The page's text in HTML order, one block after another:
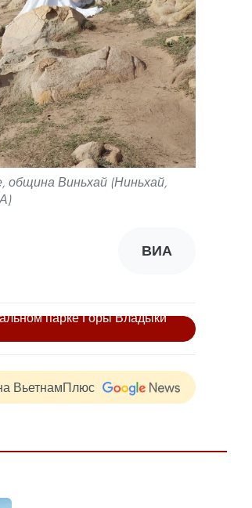
Виньхай (Ниньхай,
ВИА
парке Горы Владыки
ВьетнамПлюс